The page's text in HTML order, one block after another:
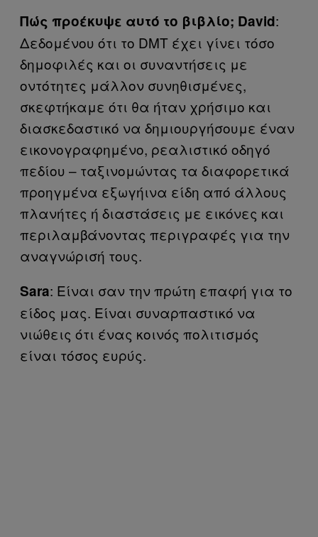
Πώς προέκυψε αυτό το βιβλίο; David:
Δεδομένου ότι το DMT έχει γίνει τόσο
δημοφιλές και οι συναντήσεις με
οντότητες μάλλον συνηθισμένες,
σκεφτήκαμε ότι θα ήταν χρήσιμο και
διασκεδαστικό να δημιουργήσουμε έναν
εικονογραφημένο, ρεαλιστικό οδηγό
πεδίου – ταξινομώντας τα διαφορετικά
προηγμένα εξωγήινα είδη από άλλους
πλανήτες ή διαστάσεις με εικόνες και
περιλαμβάνοντας περιγραφές για την
αναγνώρισή τους.
Sara: Είναι σαν την πρώτη επαφή για το
είδος μας. Είναι συναρπαστικό να
νιώθεις ότι ένας κοινός πολιτισμός
είναι τόσος ευρύς.